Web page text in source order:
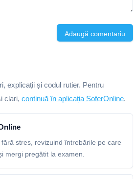
Adaugă comentariu
explicații și codul rutier. Pentru
clari, continuă în aplicația SoferOnline.
stres, revizuind întrebările pe care
mergi pregătit la examen.